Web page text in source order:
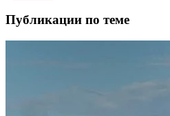
Публикации по теме